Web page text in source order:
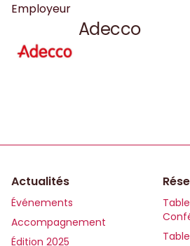
Employeur
Adecco
Actualités
Événements
Accompagnement
Édition 2025